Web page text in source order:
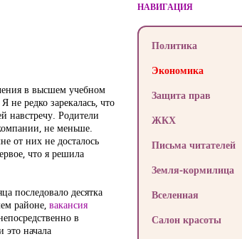
в высшем учебном
редко зарекалась, что
навстречу. Родители
не меньше.
от них не досталось
что я решила
последовало десятка
районе, вакансия
в
начала
НАВИГАЦИЯ
Политика
Экономика
Защита прав
ЖКХ
Письма читателей
Земля-кормилица
Вселенная
Салон красоты